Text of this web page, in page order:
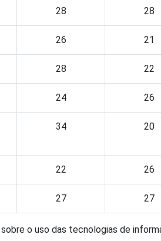
28 28
26 21
28 22
24 26
34 20
22 26
27 27
o uso das tecnologias de